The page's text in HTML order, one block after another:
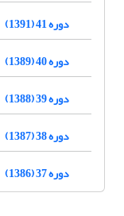
دوره 41 (1391)
دوره 40 (1389)
دوره 39 (1388)
دوره 38 (1387)
دوره 37 (1386)